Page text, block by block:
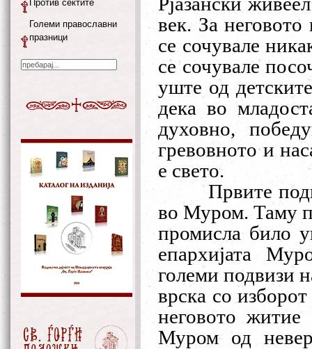
век. За
се сочувале
се сочувале
уште од
дека во
духовно,
гревовното и
е свето.
Првите
во Муром. Таму
промисла било
епархијата
големи подвизи
врска со
неговото
Муром од
Против сектите
Големи православни
празници